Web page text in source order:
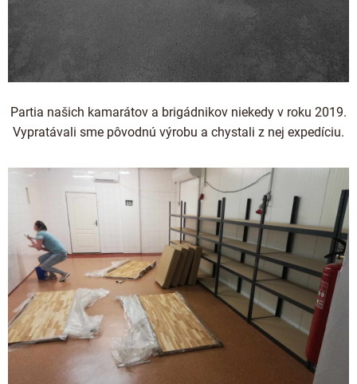
Partia našich kamarátov a brigádnikov niekedy v roku 2019.
Vypratávali sme pôvodnú výrobu a chystali z nej expedíciu.